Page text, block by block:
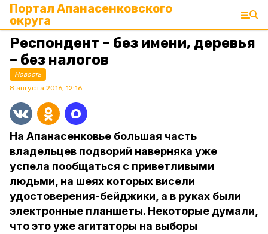
Портал Апанасенковского
округа
Респондент – без имени, деревья
– без налогов
Новость
8 августа 2016, 12:16
На Апанасенковье большая часть
владельцев подворий наверняка уже
успела пообщаться с приветливыми
людьми, на шеях которых висели
удостоверения-бейджики, а в руках были
электронные планшеты. Некоторые думали,
что это уже агитаторы на выборы